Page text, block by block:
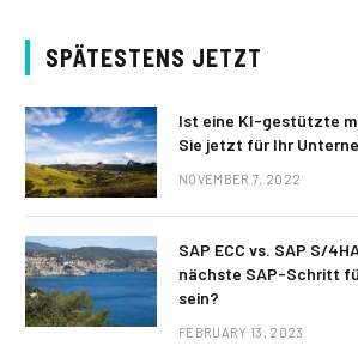
SPÄTESTENS JETZT
Ist eine KI-gestützte
Sie jetzt für Ihr
NOVEMBER 7, 2022
SAP ECC vs. SAP S/
nächste SAP-Schritt
sein?
FEBRUARY 13, 2023